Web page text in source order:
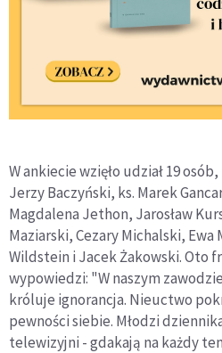
W ankiecie wzięło udział 19
Jerzy Baczyński, ks. Marek
Magdalena Jethon, Jarosław
Maziarski, Cezary Michalski, Ewa
Wildstein i Jacek Żakowski. Oto
wypowiedzi: "W naszym
króluje ignorancja. Nieuctwo
pewności siebie. Młodzi
telewizyjni - gdakają na każdy